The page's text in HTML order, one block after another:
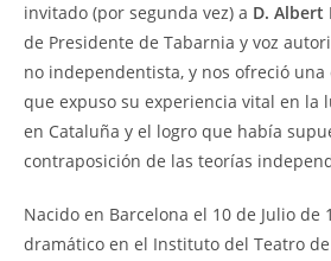
invitado (por segunda vez) a D. Albert
de Presidente de Tabarnia y voz
no independentista, y nos ofreció
que expuso su experiencia vital en la
en Cataluña y el logro que había
contraposición de las teorías
Nacido en Barcelona el 10 de Julio de
dramático en el Instituto del Teatro